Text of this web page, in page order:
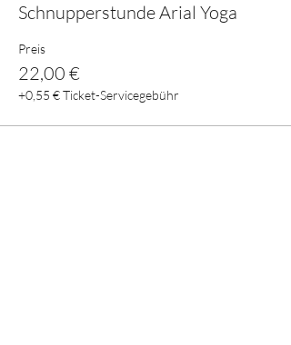
Schnupperstunde Arial Yoga
Preis
22,00 €
+0,55 € Ticket-Servicegebühr